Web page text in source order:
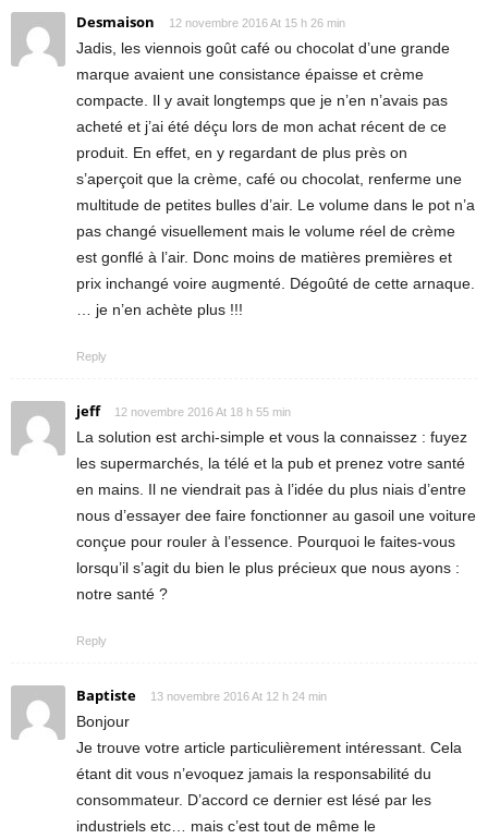
Desmaison 12 novembre 2016 At 15 h 26 min
Jadis, les viennois goût café ou chocolat d’une grande
marque avaient une consistance épaisse et crème
compacte. Il y avait longtemps que je n’en n’avais pas
acheté et j’ai été déçu lors de mon achat récent de ce
produit. En effet, en y regardant de plus près on
s’aperçoit que la crème, café ou chocolat, renferme une
multitude de petites bulles d’air. Le volume dans le pot n’a
pas changé visuellement mais le volume réel de crème
est gonflé à l’air. Donc moins de matières premières et
prix inchangé voire augmenté. Dégoûté de cette arnaque.
… je n’en achète plus !!!
Reply
jeff 12 novembre 2016 At 18 h 55 min
La solution est archi-simple et vous la connaissez : fuyez
les supermarchés, la télé et la pub et prenez votre santé
en mains. Il ne viendrait pas à l’idée du plus niais d’entre
nous d’essayer dee faire fonctionner au gasoil une voiture
conçue pour rouler à l’essence. Pourquoi le faites-vous
lorsqu’il s’agit du bien le plus précieux que nous ayons :
notre santé ?
Reply
Baptiste 13 novembre 2016 At 12 h 24 min
Bonjour
Je trouve votre article particulièrement intéressant. Cela
étant dit vous n’evoquez jamais la responsabilité du
consommateur. D’accord ce dernier est lésé par les
industriels etc… mais c’est tout de même le